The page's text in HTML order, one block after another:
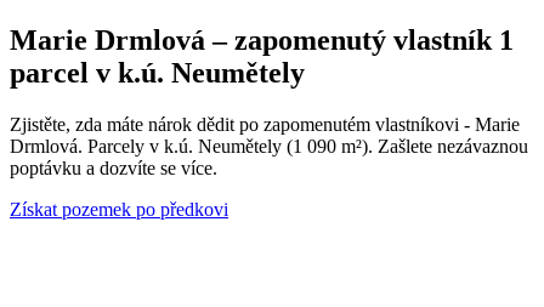
Marie Drmlová – zapomenutý vlastník 1
parcel v k.ú. Neumětely
Zjistěte, zda máte nárok dědit po zapomenutém vlastníkovi - Marie
Drmlová. Parcely v k.ú. Neumětely (1 090 m²). Zašlete nezávaznou
poptávku a dozvíte se více.
Získat pozemek po předkovi